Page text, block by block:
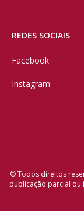
REDES SOCIAIS
Facebook
Instagram
© Todos direitos
publicação parcial